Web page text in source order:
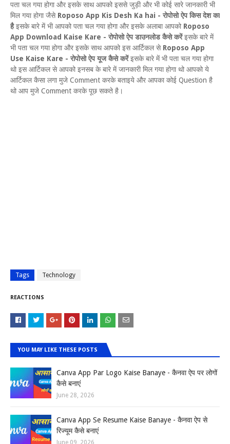
पता चल गया होगा और इसके साथ आपको इससे जुड़ी और भी कोई सारे जानकारी भी
मिल गया होगा जैसे Roposo App Kis Desh Ka hai - रोपोसो ऐप किस देश का
हैइसके बारे में भी आपको पता चल गया होगा और इसके अलाबा आपको Roposo
App Download Kaise Kare - रोपोसो ऐप डाउनलोड कैसे करेंइसके बारे में
भी पता चल गया होगा और इसके साथ आपको इस आर्टिकल से Roposo App
Use Kaise Kare - रोपोसो ऐप यूज कैसे करेंइसके बारे में भी पता चल गया होगा
थो इस आर्टिकल से आपको इनसब के बारे में जानकारी मिल गया होगा थो आपको ये
आर्टिकल कैसा लगा मुजे Comment करके बताइये और आपका कोई Question है
थो आप मुजे Comment करके पूछ सकते है।
Tags Technology
REACTIONS
YOU MAY LIKE THESE POSTS
Canva App Par Logo Kaise Banaye - कैनवा ऐप पर लोगों
कैसे बनाएं
June 28, 2026
Canva App Se Resume Kaise Banaye - कैनवा ऐप से
रिज्यूम कैसे बनाएं
June 09, 2026